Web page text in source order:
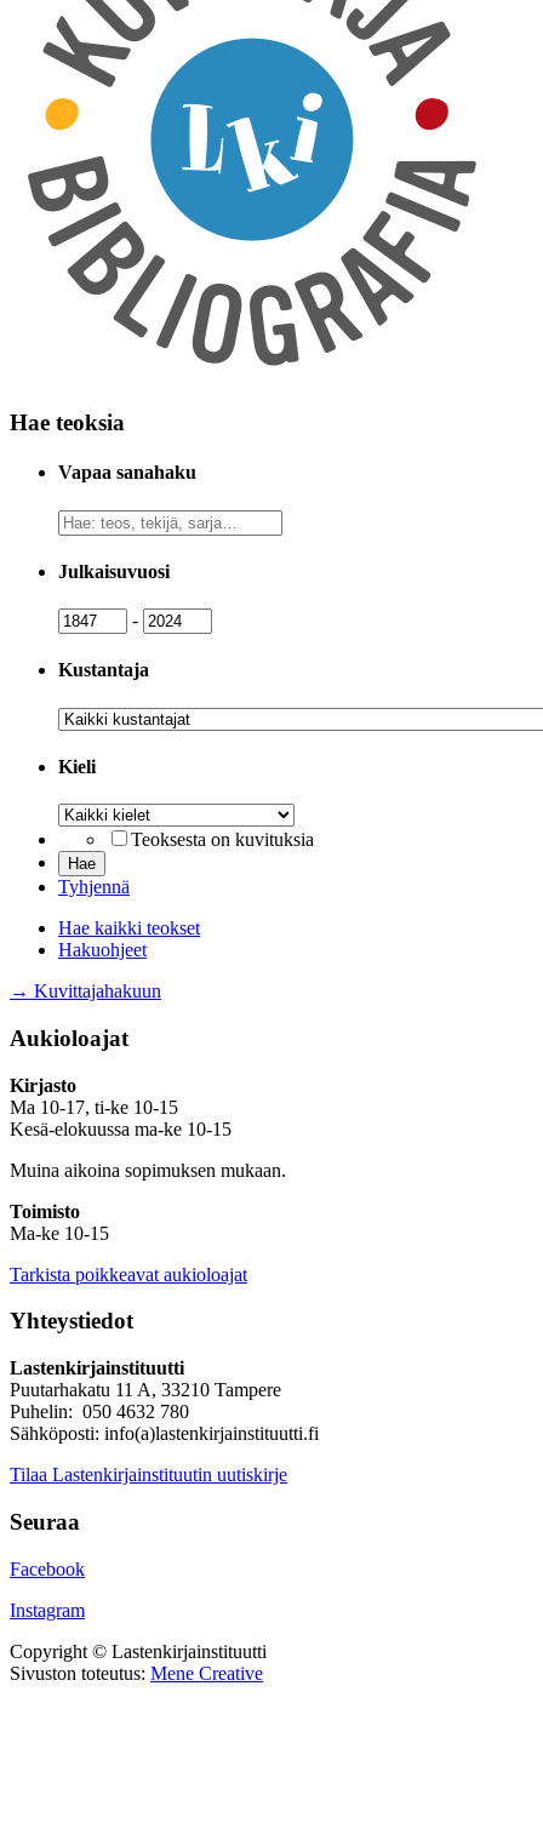
Hae teoksia
Vapaa sanahaku
Vapaa
sanahaku
Julkaisuvuosi
Julkaisuvuosi
- Julkaisuvuosi
Kustantaja
Kustantaja
Kieli
Kieli
Teoksesta on kuvituksia
Tyhjennä
Hae kaikki teokset
Hakuohjeet
→ Kuvittajahakuun
Aukioloajat
Kirjasto
Ma 10-17, ti-ke 10-15
Kesä-elokuussa ma-ke 10-15
Muina aikoina sopimuksen mukaan.
Toimisto
Ma-ke 10-15
Tarkista poikkeavat aukioloajat
Yhteystiedot
Lastenkirjainstituutti
Puutarhakatu 11 A, 33210 Tampere
Puhelin: 050 4632 780
Sähköposti: info(a)lastenkirjainstituutti.fi
Tilaa Lastenkirjainstituutin uutiskirje
Seuraa
Facebook
Instagram
Copyright © Lastenkirjainstituutti
Sivuston toteutus: Mene Creative